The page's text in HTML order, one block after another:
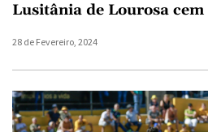
Lusitânia de Lourosa
28 de Fevereiro, 2024